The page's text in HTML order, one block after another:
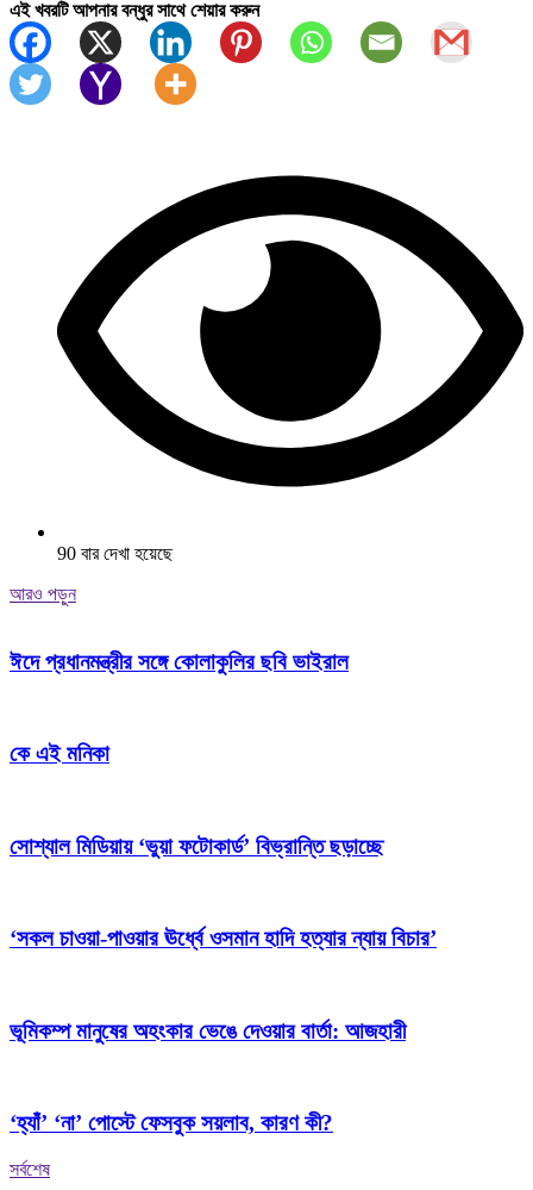
এই খবরটি আপনার বন্ধুর সাথে শেয়ার করুন
90 বার দেখা হয়েছে
আরও পড়ুন
ঈদে প্রধানমন্ত্রীর সঙ্গে কোলাকুলির ছবি ভাইরাল
কে এই মনিকা
সোশ্যাল মিডিয়ায় ‘ভুয়া ফটোকার্ড’ বিভ্রান্তি ছড়াচ্ছে
‘সকল চাওয়া-পাওয়ার ঊর্ধ্বে ওসমান হাদি হত্যার ন্যায় বিচার’
ভূমিকম্প মানুষের অহংকার ভেঙে দেওয়ার বার্তা: আজহারী
‘হ্যাঁ’ ‘না’ পোস্টে ফেসবুক সয়লাব, কারণ কী?
সর্বশেষ